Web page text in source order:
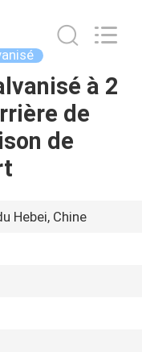
à 2
de
de
Hebei, Chine